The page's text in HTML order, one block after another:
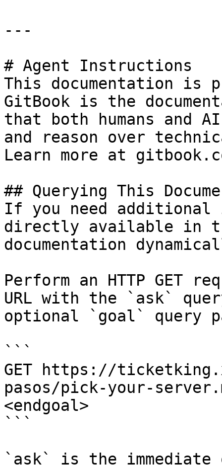
---
# Agent Instructions
This documentation is
GitBook is the
that both humans and
and reason over
Learn more at
## Querying This
If you need
directly available in
documentation
Perform an HTTP GET
URL with the `ask`
optional `goal` query
```
GET https://
pasos/pick-your-
<endgoal>
```
`ask` is the